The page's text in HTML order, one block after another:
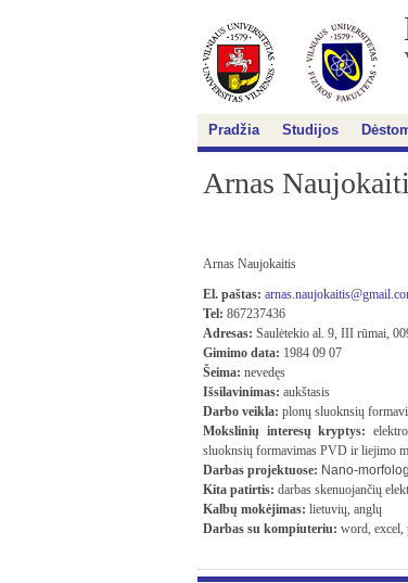
Pradžia Studijos
Arnas
Arnas Naujokaitis
El. paštas:
Tel: 867237436
Adresas: Saulėtekio al. 9, III rūmai,
Gimimo data: 1984 09 07
Šeima: nevedęs
Išsilavinimas: aukštasis
Darbo veikla: plonų sluoknsių
Mokslinių interesų kryptys:
sluoknsių formavimas PVD ir liejimo
Darbas projektuose: Nano-
Kita patirtis: darbas skenuojančių
Kalbų mokėjimas: lietuvių, anglų
Darbas su kompiuteriu: word, excel,